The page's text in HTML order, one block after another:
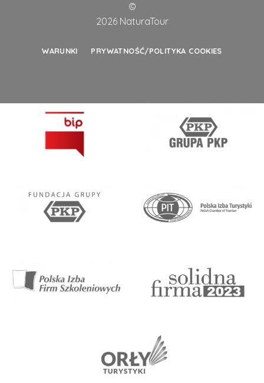
©
2026 NaturaTour
WARUNKI PRYWATNOŚĆ/POLITYKA COOKIES